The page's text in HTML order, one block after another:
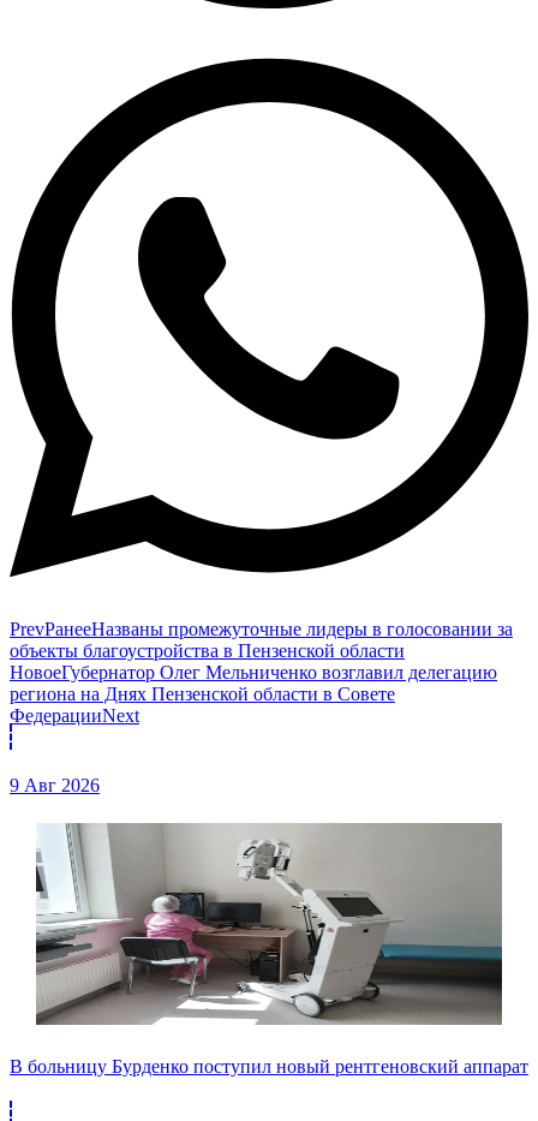
PrevРанееНазваны промежуточные лидеры в голосовании за
объекты благоустройства в Пензенской области
НовоеГубернатор Олег Мельниченко возглавил делегацию
региона на Днях Пензенской области в Совете
ФедерацииNext
9 Авг 2026
В больницу Бурденко поступил новый рентгеновский аппарат